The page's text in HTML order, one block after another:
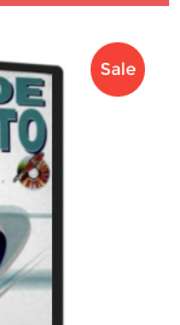
Sale